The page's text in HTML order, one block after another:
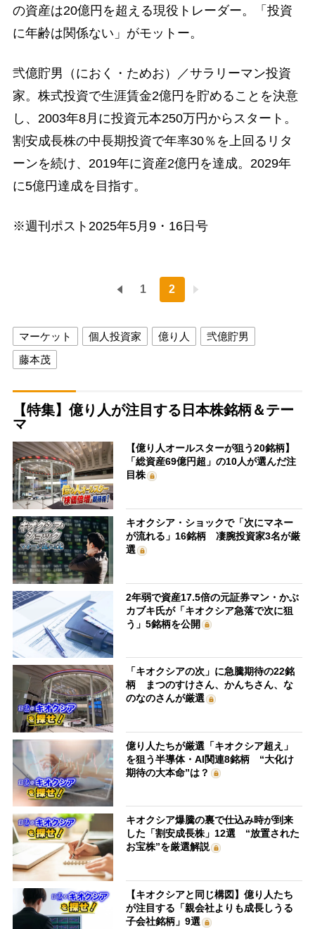
の資産は20億円を超える現役トレーダー。「投資
に年齢は関係ない」がモットー。
弐億貯男（におく・ためお）／サラリーマン投資
家。株式投資で生涯賃金2億円を貯めることを決意
し、2003年8月に投資元本250万円からスタート。
割安成長株の中長期投資で年率30％を上回るリタ
ーンを続け、2019年に資産2億円を達成。2029年
に5億円達成を目指す。
※週刊ポスト2025年5月9・16日号
1 2
マーケット 個人投資家 億り人
弐億貯男
藤本茂
【特集】億り人が注目する日本株銘柄＆テー
マ
【億り人オールスターが狙う20銘柄】
「総資産69億円超」の10人が選んだ注
目株
キオクシア・ショックで「次にマネー
が流れる」16銘柄 凄腕投資家3名が厳
選
2年弱で資産17.5倍の元証券マン・かぶ
カブキ氏が「キオクシア急落で次に狙
う」5銘柄を公開
「キオクシアの次」に急騰期待の22銘
柄 まつのすけさん、かんちさん、な
のなのさんが厳選
億り人たちが厳選「キオクシア超え」
を狙う半導体・AI関連8銘柄 “大化け
期待の大本命”は？
キオクシア爆騰の裏で仕込み時が到来
した「割安成長株」12選 “放置された
お宝株”を厳選解説
【キオクシアと同じ構図】億り人たち
が注目する「親会社よりも成長しうる
子会社銘柄」9選